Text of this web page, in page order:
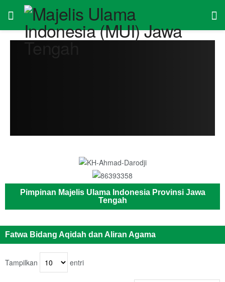
Pimpinan Majelis Ulama Indonesia Provinsi Jawa
Tengah
Fatwa Bidang Aqidah dan Aliran Agama
Tampilkan entri